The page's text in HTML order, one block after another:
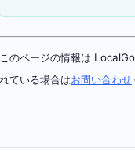
このページの情報は
れている場合はお問い合わせ